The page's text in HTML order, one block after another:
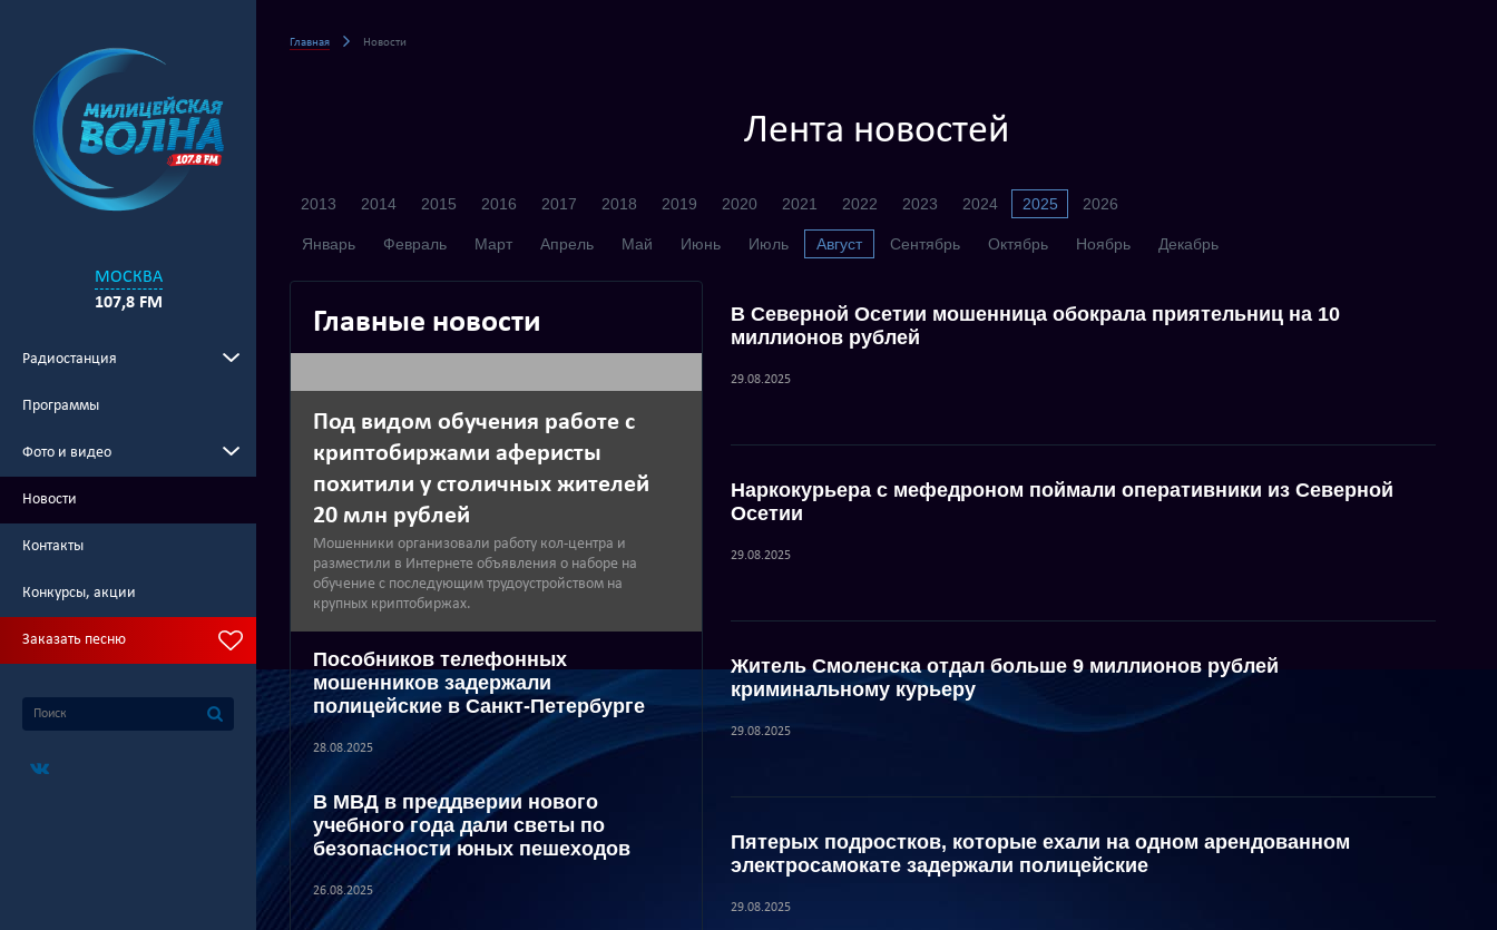
МОСКВА
107,8 FM
Радиостанция
Программы
Фото и видео
Новости
Контакты
Конкурсы, акции
Заказать песню
Главная Новости
Лента новостей
2013 2014 2015 2016 2017 2018 2019 2020 2021 2022 2023 2024 2025 2026
Январь Февраль Март Апрель Май Июнь Июль Август Сентябрь Октябрь Ноябрь Декабрь
Главные новости
Под видом обучения работе с
криптобиржами аферисты
похитили у столичных жителей
20 млн рублей
Мошенники организовали работу кол-центра и
разместили в Интернете объявления о наборе на
обучение с последующим трудоустройством на
крупных криптобиржах.
Пособников телефонных
мошенников задержали
полицейские в Санкт-Петербурге
28.08.2025
В МВД в преддверии нового
учебного года дали светы по
безопасности юных пешеходов
26.08.2025
В Северной Осетии мошенница обокрала приятельниц на 10
миллионов рублей
29.08.2025
Наркокурьера с мефедроном поймали оперативники из Северной
Осетии
29.08.2025
Житель Смоленска отдал больше 9 миллионов рублей
криминальному курьеру
29.08.2025
Пятерых подростков, которые ехали на одном арендованном
электросамокате задержали полицейские
29.08.2025